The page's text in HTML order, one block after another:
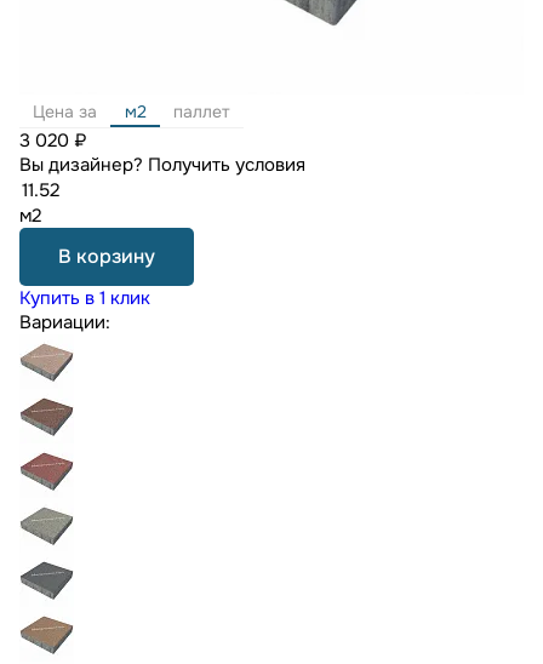
Цена за м2 паллет
3 020 ₽
Вы дизайнер? Получить условия
м2
В корзину
Купить в 1 клик
Вариации: